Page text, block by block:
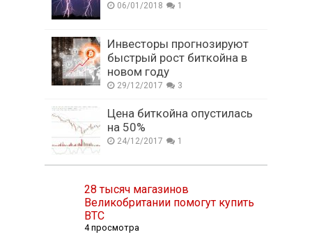
06/01/2018 1
Инвесторы прогнозируют
быстрый рост биткойна в
новом году
29/12/2017 3
Цена биткойна опустилась
на 50%
24/12/2017 1
28 тысяч магазинов
Великобритании помогут купить
BTC
4 просмотра